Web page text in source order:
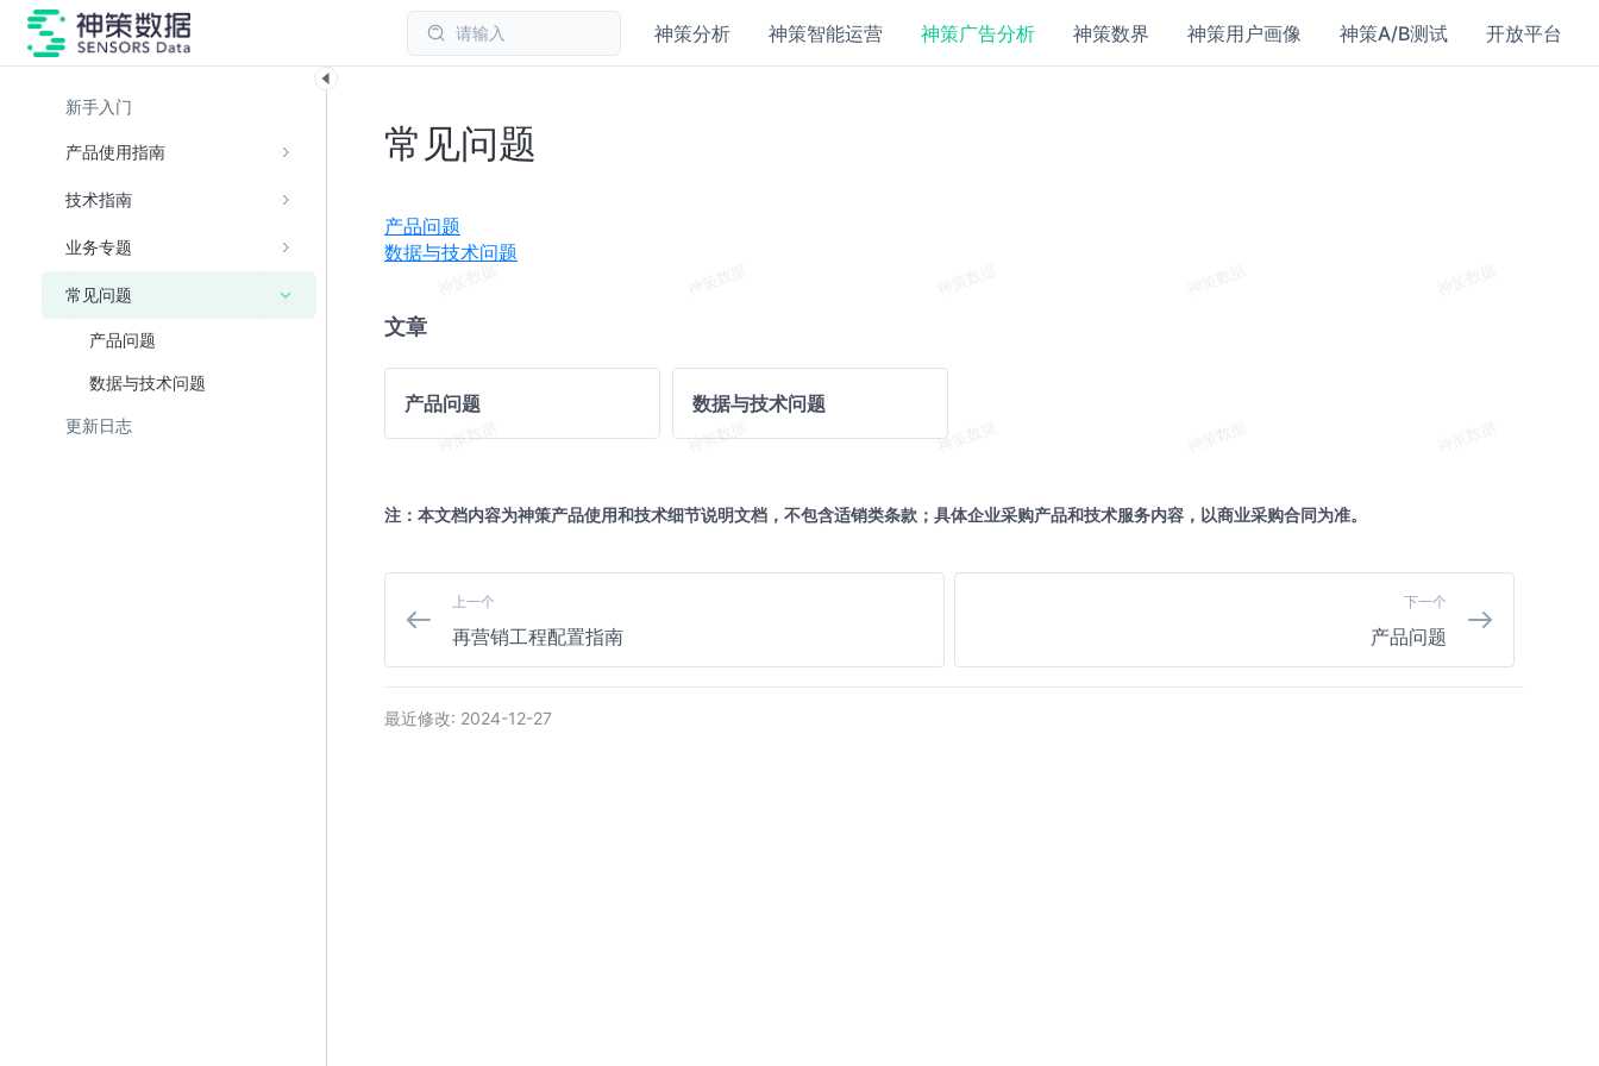
请输入 神策分析 神策智能运营 神策广告分析 神策数界 神策用户画像 神策A/B测试 开放平台
常见问题
产品问题
数据与技术问题
文章
产品问题 数据与技术问题
注：本文档内容为神策产品使用和技术细节说明文档，不包含适销类条款；具体企业采购产品和技术服务内容，以商业采购合同为准。
上一个
再营销工程配置指南
下一个
产品问题
最近修改: 2024-12-27
新手入门
产品使用指南
技术指南
业务专题
常见问题
产品问题
数据与技术问题
更新日志